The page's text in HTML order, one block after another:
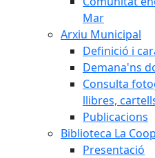
Mar
Arxiu Municipal
Definició i
Demana'ns
Consulta
llibres,
Publicacions
Biblioteca La
Presentació